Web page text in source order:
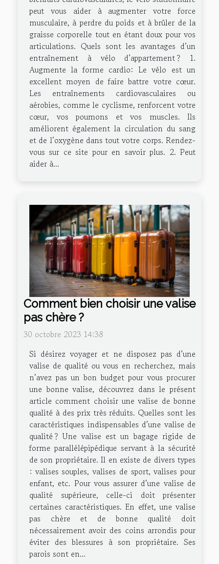
peut vous aider à augmenter votre force
musculaire, à perdre du poids et à brûler de la
graisse corporelle tout en étant doux pour vos
articulations. Quels sont les avantages d’un
entraînement à vélo d’appartement ? 1.
Augmente la forme cardio: Le vélo est un
excellent moyen de faire battre votre cœur.
Les entraînements cardiovasculaires ou
aérobies, comme le cyclisme, renforcent votre
cœur, vos poumons et vos muscles. Ils
améliorent également la circulation du sang
et de l’oxygène dans tout votre corps. Rendez-
vous sur ce site pour en savoir plus. 2. Peut
aider à...
Comment bien choisir une valise
pas chère ?
30 octobre 2023 14:38
Si désirez voyager et ne disposez pas d’une
valise de qualité ou vous en recherchez, mais
n’avez pas un bon budget pour vous procurer
une bonne valise, découvrez dans le présent
article comment choisir une valise de bonne
qualité à des prix très réduits. Quelles sont les
caractéristiques indispensables d’une valise de
qualité ? Une valise est un bagage rigide de
forme parallélépipédique servant à la sécurité
de son propriétaire. Il en existe de divers types
: valises souples, valises de sport, valises pour
enfant, etc. Pour vous assurer d’une valise de
qualité supérieure, celle-ci doit présenter
certaines caractéristiques. En effet, une valise
pas chère et de bonne qualité doit
nécessairement avoir des coins arrondis pour
éviter des blessures à son propriétaire. Ses
parois sont en...